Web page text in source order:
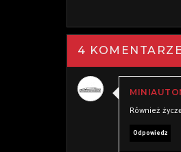
4
Również
Odpowiedz